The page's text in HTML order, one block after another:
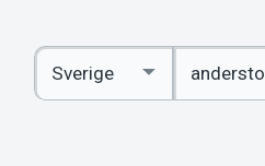
Ange
sökord
Select
Country